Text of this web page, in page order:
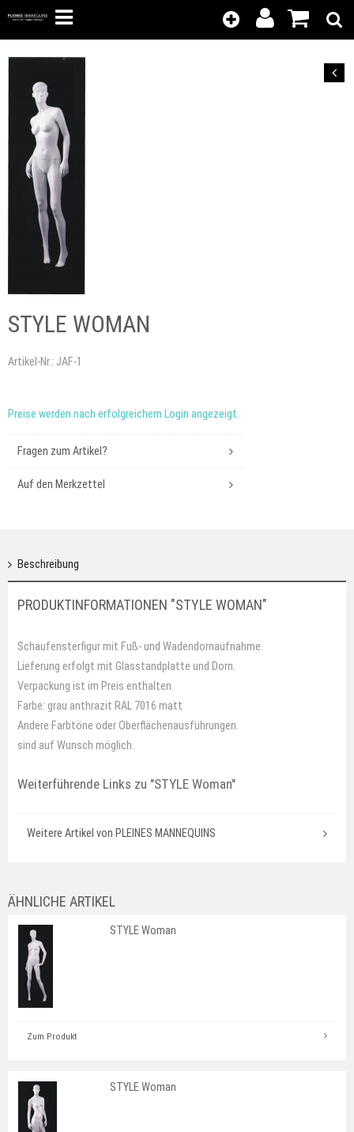
Kunden-
Login
anzeigen
Zurück
STYLE WOMAN
Artikel-Nr.: JAF-1
Preise werden nach erfolgreichem Login angezeigt.
Fragen zum Artikel?
Auf den Merkzettel
Beschreibung
PRODUKTINFORMATIONEN "STYLE WOMAN"
Schaufensterfigur mit Fuß- und Wadendornaufnahme.
Lieferung erfolgt mit Glasstandplatte und Dorn.
Verpackung ist im Preis enthalten.
Farbe: grau anthrazit RAL 7016 matt
Andere Farbtöne oder Oberflächenausführungen.
sind auf Wunsch möglich.
Weiterführende Links zu "STYLE Woman"
Weitere Artikel von PLEINES MANNEQUINS
ÄHNLICHE ARTIKEL
STYLE Woman
Zum Produkt
STYLE Woman